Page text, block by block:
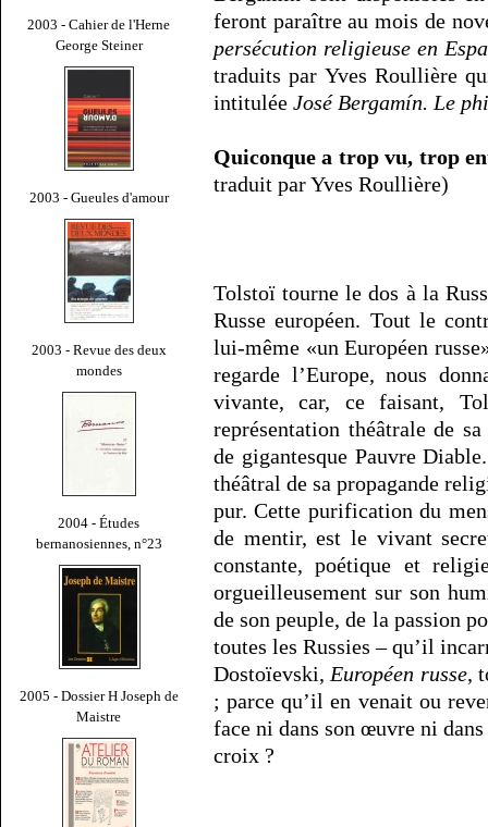
2003 - Cahier de l'Herne
George Steiner
2003 - Gueules d'amour
2003 - Revue des deux
mondes
2004 - Études
bernanosiennes, n°23
2005 - Dossier H Joseph de
Maistre
feront paraître au mois de
persécution religieuse en
traduits par Yves Roullière
intitulée José Bergamín. Le
Quiconque a trop vu, trop
traduit par Yves Roullière)
Tolstoï tourne le dos à la
Russe européen. Tout le
lui-même «un Européen
regarde l’Europe, nous
vivante, car, ce faisant,
représentation théâtrale de
de gigantesque Pauvre
théâtral de sa propagande
pur. Cette purification du
de mentir, est le vivant
constante, poétique et
orgueilleusement sur son
de son peuple, de la passion
toutes les Russies – qu’il
Dostoïevski, Européen russe,
; parce qu’il en venait ou
face ni dans son œuvre ni
croix ?